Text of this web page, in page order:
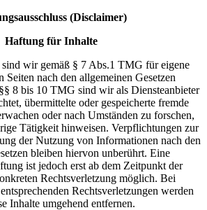
(Disclaimer)
Haftung für Inhalte
wir gemäß § 7 Abs.1 TMG für eigene
Seiten nach den allgemeinen Gesetzen
8 bis 10 TMG sind wir als Diensteanbieter
übermittelte oder gespeicherte fremde
oder nach Umständen zu forschen,
Tätigkeit hinweisen. Verpflichtungen zur
der Nutzung von Informationen nach den
bleiben hiervon unberührt. Eine
ist jedoch erst ab dem Zeitpunkt der
Rechtsverletzung möglich. Bei
Rechtsverletzungen werden
Inhalte umgehend entfernen.